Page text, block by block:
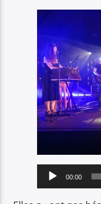
Lecteur
audio
00:00